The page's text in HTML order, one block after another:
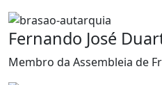
Fernando José
Membro da Assembleia de